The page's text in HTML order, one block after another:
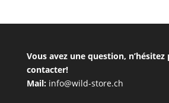
Vous avez une question, n’hésitez
contacter!
Mail:info@wild-store.ch